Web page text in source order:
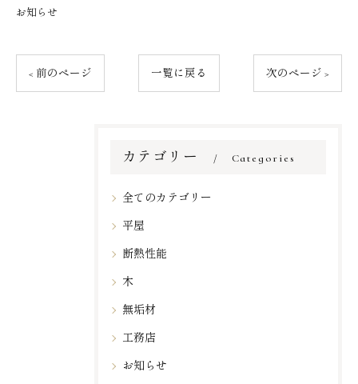
お知らせ
< 前のページ 一覧に戻る 次のページ >
カテゴリー Categories
全てのカテゴリー
平屋
断熱性能
木
無垢材
工務店
お知らせ